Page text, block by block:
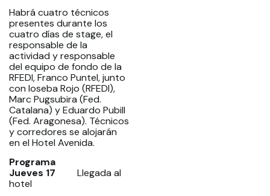
Habrá cuatro técnicos
presentes durante los
cuatro días de stage, el
responsable de la
actividad y responsable
del equipo de fondo de la
RFEDI, Franco Puntel, junto
con Ioseba Rojo (RFEDI),
Marc Pugsubira (Fed.
Catalana) y Eduardo Pubill
(Fed. Aragonesa). Técnicos
y corredores se alojarán
en el Hotel Avenida.
Programa
Jueves 17 Llegada al
hotel